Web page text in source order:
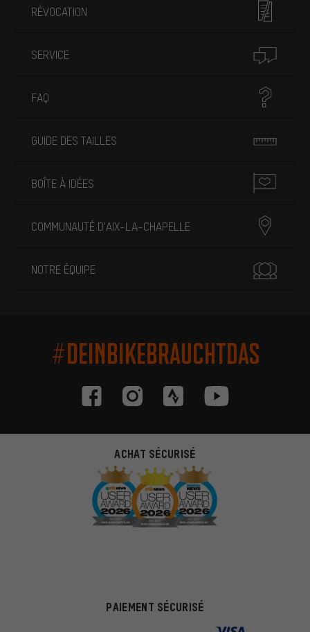
RÉVOCATION
SERVICE
FAQ
GUIDE DES TAILLES
BOÎTE À IDÉES
COMMUNAUTÉ D'AIX-LA-CHAPELLE
NOTRE ÉQUIPE
#DEINBIKEBRAUCHTDAS
ACHAT SÉCURISÉ
PAIEMENT SÉCURISÉ